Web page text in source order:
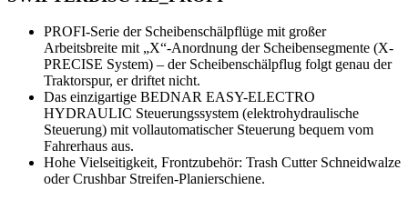
PROFI-Serie der Scheibenschälpflüge mit großer
Arbeitsbreite mit „X“-Anordnung der Scheibensegmente (X-
PRECISE System) – der Scheibenschälpflug folgt genau der
Traktorspur, er driftet nicht.
Das einzigartige BEDNAR EASY-ELECTRO
HYDRAULIC Steuerungssystem (elektrohydraulische
Steuerung) mit vollautomatischer Steuerung bequem vom
Fahrerhaus aus.
Hohe Vielseitigkeit, Frontzubehör: Trash Cutter Schneidwalze
oder Crushbar Streifen-Planierschiene.